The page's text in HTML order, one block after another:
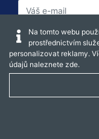
Na tomto webu
prostřednictvím
personalizovat reklamy.
údajů naleznete zde.